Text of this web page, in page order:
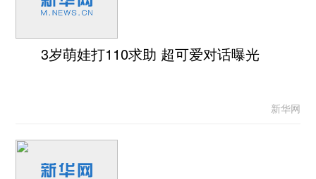
3岁萌娃打110求助 超可爱对话曝光
新华网